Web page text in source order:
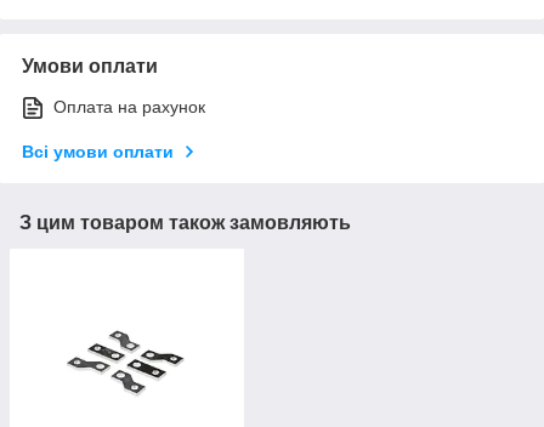
Умови оплати
Оплата на рахунок
Всі умови оплати
З цим товаром також замовляють